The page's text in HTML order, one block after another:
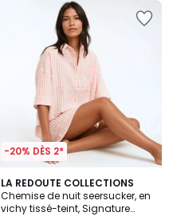
-20% DÈS 2*
LA REDOUTE COLLECTIONS
Chemise de nuit seersucker, en
vichy tissé-teint, Signature
4,4
/ 5
2
Couleurs